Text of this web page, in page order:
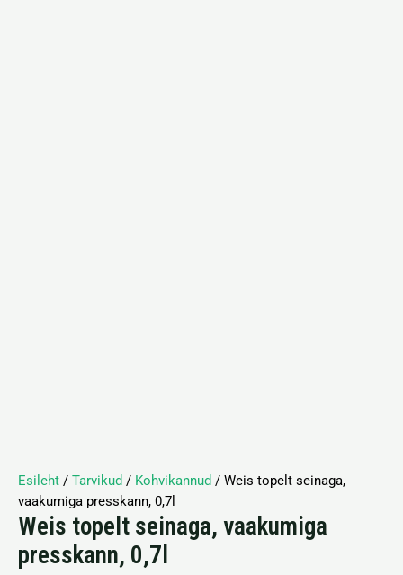
Esileht / Tarvikud / Kohvikannud / Weis topelt seinaga,
vaakumiga presskann, 0,7l
Weis topelt seinaga, vaakumiga
presskann, 0,7l